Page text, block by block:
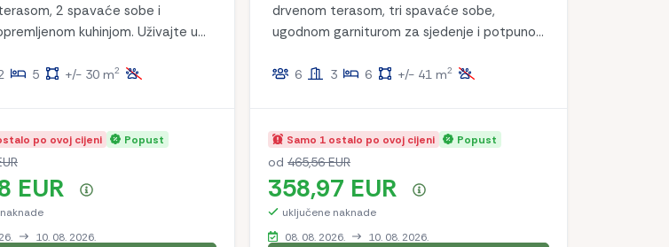
2 spavaće sobe i
kuhinjom. Uživajte u
5 +/- 30 m2
po ovoj cijeni Popust
EUR
10. 08. 2026.
drvenom terasom, tri spavaće sobe,
ugodnom garniturom za sjedenje i potpuno
potrebno za bezbrižno uživanje u prirodi!
6 3 6 +/- 41 m2
Samo 1 ostalo po ovoj cijeni Popust
od 465,56 EUR
358,97 EUR
uključene naknade
08. 08. 2026.
10. 08. 2026.